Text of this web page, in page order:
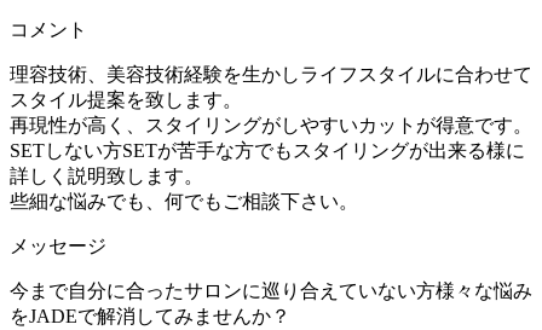
コメント
理容技術、美容技術経験を生かしライフスタイルに合わせて
スタイル提案を致します。
再現性が高く、スタイリングがしやすいカットが得意です。
SETしない方SETが苦手な方でもスタイリングが出来る様に
詳しく説明致します。
些細な悩みでも、何でもご相談下さい。
メッセージ
今まで自分に合ったサロンに巡り合えていない方様々な悩み
をJADEで解消してみませんか？